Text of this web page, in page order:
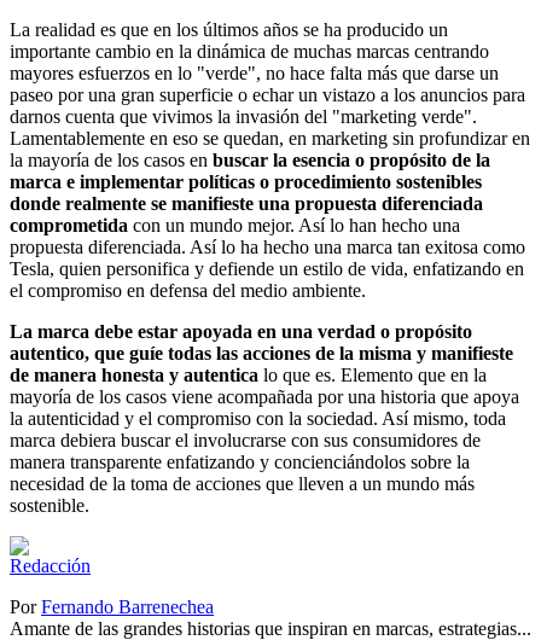
La realidad es que en los últimos años se ha producido un
importante cambio en la dinámica de muchas marcas centrando
mayores esfuerzos en lo "verde", no hace falta más que darse un
paseo por una gran superficie o echar un vistazo a los anuncios para
darnos cuenta que vivimos la invasión del "marketing verde".
Lamentablemente en eso se quedan, en marketing sin profundizar en
la mayoría de los casos en buscar la esencia o propósito de la
marca e implementar políticas o procedimiento sostenibles
donde realmente se manifieste una propuesta diferenciada
comprometida con un mundo mejor. Así lo han hecho una
propuesta diferenciada. Así lo ha hecho una marca tan exitosa como
Tesla, quien personifica y defiende un estilo de vida, enfatizando en
el compromiso en defensa del medio ambiente.
La marca debe estar apoyada en una verdad o propósito
autentico, que guíe todas las acciones de la misma y manifieste
de manera honesta y autentica lo que es. Elemento que en la
mayoría de los casos viene acompañada por una historia que apoya
la autenticidad y el compromiso con la sociedad. Así mismo, toda
marca debiera buscar el involucrarse con sus consumidores de
manera transparente enfatizando y concienciándolos sobre la
necesidad de la toma de acciones que lleven a un mundo más
sostenible.
PorFernando Barrenechea
Amante de las grandes historias que inspiran en marcas, estrategias...